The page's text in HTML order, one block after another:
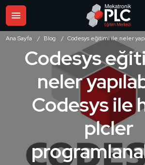
Ana Sayfa Blog Codesys eğitimi ile neler
Codesys
neler
Codesys ile
plcler